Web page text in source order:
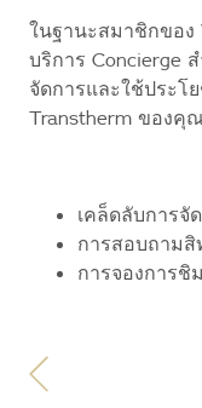
ในฐานะสมาชิกของ
บริการ Concierge
จัดการและใช้ประโ
Transtherm ของคุ
เคล็ดลับการจั
การสอบถาม
การจองการชิ